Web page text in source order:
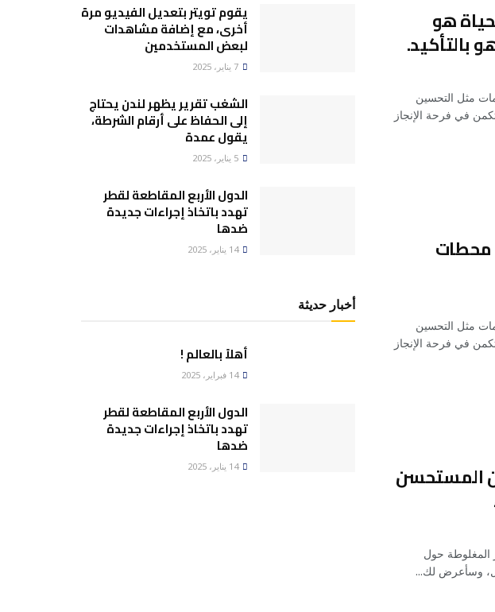
هو
بالتأكيد.
مثل التحسين
في فرحة الإنجاز
محطات
مثل التحسين
في فرحة الإنجاز
المستحسن
المغلوطة حول
وسأعرض لك...
يقوم تويتر بتعديل الفيديو مرة
أخرى، مع إضافة مشاهدات
لبعض المستخدمين
الشغب تقرير يظهر لندن يحتاج
إلى الحفاظ على أرقام الشرطة،
يقول عمدة
الدول الأربع المقاطعة لقطر
تهدد باتخاذ إجراءات جديدة
ضدها
14 يناير، 2025
أخبار حديثة
أهلاً بالعالم !
14 فبراير، 2025
الدول الأربع المقاطعة لقطر
تهدد باتخاذ إجراءات جديدة
ضدها
14 يناير، 2025